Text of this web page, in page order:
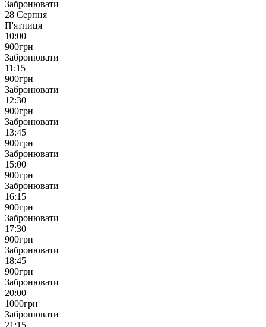
Забронювати
28 Серпня
П'ятниця
10:00
900грн
Забронювати
11:15
900грн
Забронювати
12:30
900грн
Забронювати
13:45
900грн
Забронювати
15:00
900грн
Забронювати
16:15
900грн
Забронювати
17:30
900грн
Забронювати
18:45
900грн
Забронювати
20:00
1000грн
Забронювати
21:15